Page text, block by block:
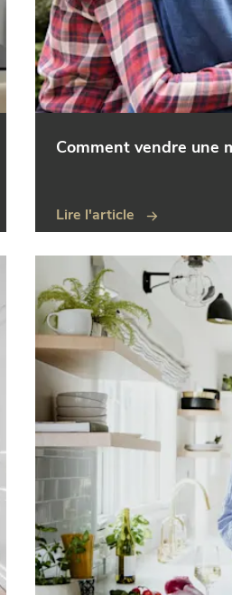
Comment vendre une
Lire l'article